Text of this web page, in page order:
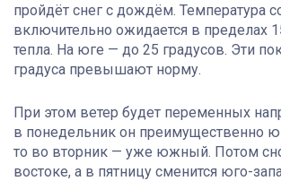
пройдёт снег с дождём. Температура
включительно ожидается в пределах
тепла. На юге — до 25 градусов. Эти
градуса превышают норму.
При этом ветер будет переменных
в понедельник он преимущественно
то во вторник — уже южный. Потом
востоке, а в пятницу сменится юго-